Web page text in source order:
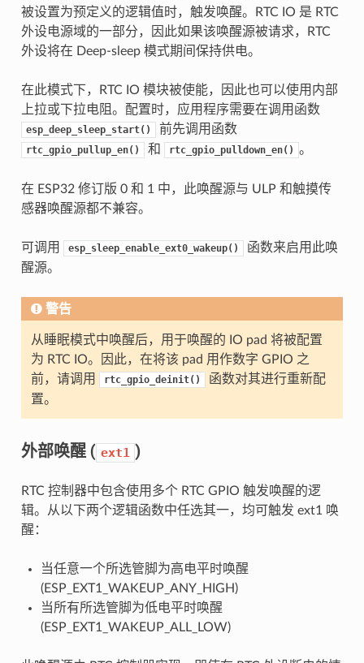
被设置为预定义的逻辑值时，触发唤醒。RTC IO 是 RTC
外设电源域的一部分，因此如果该唤醒源被请求，RTC
外设将在 Deep-sleep 模式期间保持供电。
在此模式下，RTC IO 模块被使能，因此也可以使用内部
上拉或下拉电阻。配置时，应用程序需要在调用函数
esp_deep_sleep_start() 前先调用函数
rtc_gpio_pullup_en() 和 rtc_gpio_pulldown_en() 。
在 ESP32 修订版 0 和 1 中，此唤醒源与 ULP 和触摸传
感器唤醒源都不兼容。
可调用 esp_sleep_enable_ext0_wakeup()
函数来启用此唤
醒源。
警告
从睡眠模式中唤醒后，用于唤醒的 IO pad 将被配置
为 RTC IO。因此，在将该 pad 用作数字 GPIO 之
前，请调用
rtc_gpio_deinit()
函数对其进行重新配
置。
外部唤醒 ( ext1 )
RTC 控制器中包含使用多个 RTC GPIO 触发唤醒的逻
辑。从以下两个逻辑函数中任选其一，均可触发 ext1 唤
醒：
当任意一个所选管脚为高电平时唤醒
(ESP_EXT1_WAKEUP_ANY_HIGH)
当所有所选管脚为低电平时唤醒
(ESP_EXT1_WAKEUP_ALL_LOW)